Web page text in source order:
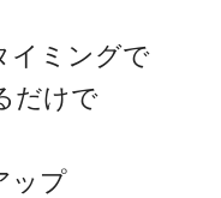
イミングで
だけで
ップ